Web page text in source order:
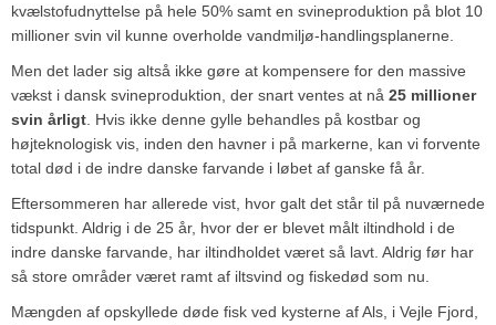
kvælstofudnyttelse på hele 50% samt en svineproduktion på blot 10
millioner svin vil kunne overholde vandmiljø-handlingsplanerne.
Men det lader sig altså ikke gøre at kompensere for den massive
vækst i dansk svineproduktion, der snart ventes at nå 25 millioner
svin årligt . Hvis ikke denne gylle behandles på kostbar og
højteknologisk vis, inden den havner i på markerne, kan vi forvente
total død i de indre danske farvande i løbet af ganske få år.
Eftersommeren har allerede vist, hvor galt det står til på nuværnede
tidspunkt. Aldrig i de 25 år, hvor der er blevet målt iltindhold i de
indre danske farvande, har iltindholdet været så lavt. Aldrig før har
så store områder været ramt af iltsvind og fiskedød som nu.
Mængden af opskyllede døde fisk ved kysterne af Als, i Vejle Fjord,